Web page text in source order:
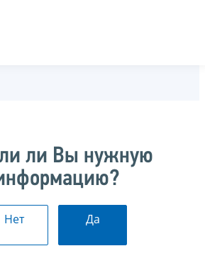
ли Вы нужную
Нет Да